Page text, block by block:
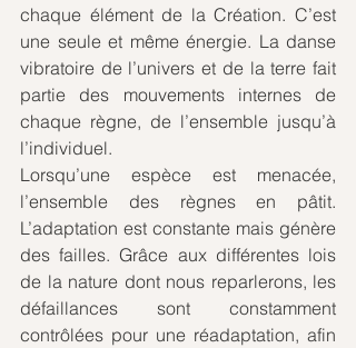
chaque élément de la Création. C’est
une seule et même énergie. La danse
vibratoire de l’univers et de la terre fait
partie des mouvements internes de
chaque règne, de l’ensemble jusqu’à
l’individuel.
Lorsqu’une espèce est menacée,
l’ensemble des règnes en pâtit.
L’adaptation est constante mais génère
des failles. Grâce aux différentes lois
de la nature dont nous reparlerons, les
défaillances sont constamment
contrôlées pour une réadaptation, afin